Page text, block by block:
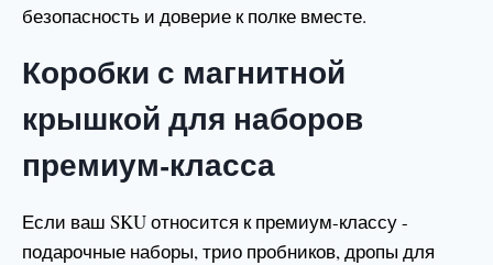
безопасность и доверие к полке вместе.
Коробки с магнитной
крышкой для наборов
премиум-класса
Если ваш SKU относится к премиум-классу -
подарочные наборы, трио пробников, дропы для